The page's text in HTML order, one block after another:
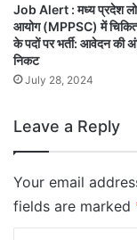
Job Alert : मध्य प्रदेश
आयोग (MPPSC) में
के पदों पर भर्ती: आवेदन की
निकट
July 28, 2024
Leave a Reply
Your email
fields are marked